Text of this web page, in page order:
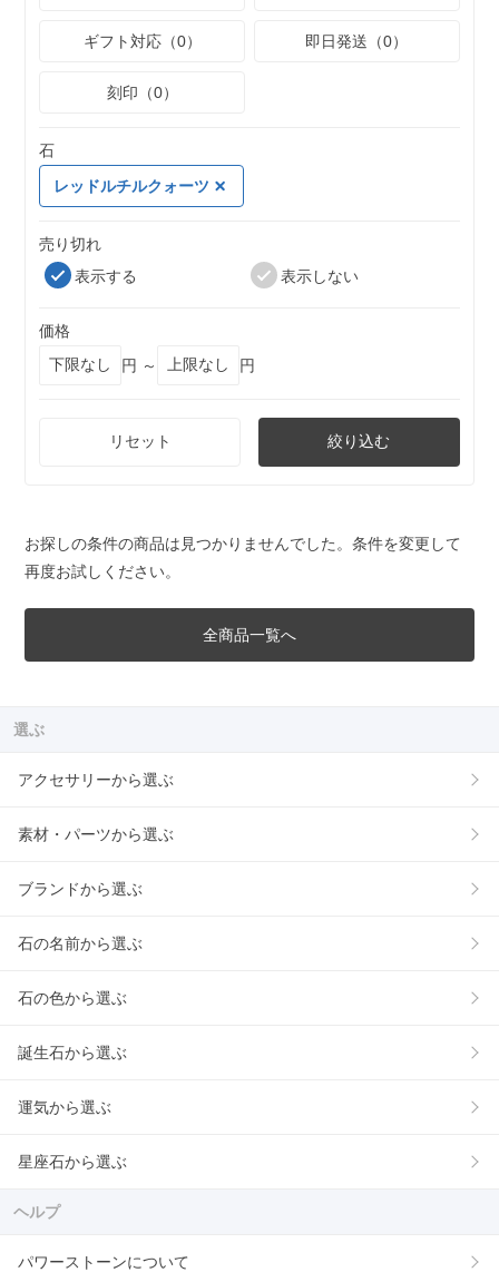
ギフト対応（0） 即日発送（0）
刻印（0）
石
レッドルチルクォーツ
売り切れ
表示する
表示しない
価格
円 ～
円
リセット 絞り込む
お探しの条件の商品は見つかりませんでした。条件を変更して
再度お試しください。
全商品一覧へ
選ぶ
アクセサリーから選ぶ
素材・パーツから選ぶ
ブランドから選ぶ
石の名前から選ぶ
石の色から選ぶ
誕生石から選ぶ
運気から選ぶ
星座石から選ぶ
ヘルプ
パワーストーンについて